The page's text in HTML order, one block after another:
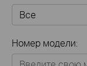
Для дома
Номер модели: